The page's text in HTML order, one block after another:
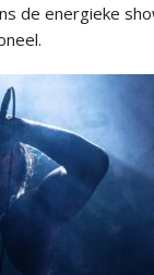
de energieke